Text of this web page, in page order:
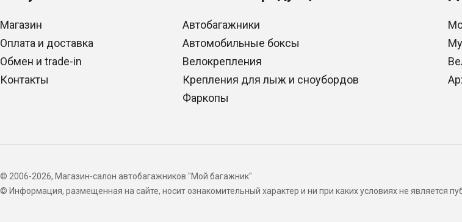
Магазин
Оплата и доставка
Обмен и trade-in
Контакты
Автобагажники
Автомобильные боксы
Велокрепления
Крепления для лыж и сноубордов
Фаркопы
© 2006-2026, Магазин-салон автобагажников "Мой багажник"
© Информация, размещенная на сайте, носит ознакомительный характер и ни при каких условиях не является